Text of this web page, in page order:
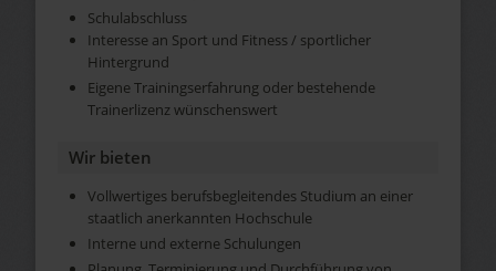
Schulabschluss
Interesse an Sport und Fitness / sportlicher
Hintergrund
Eigene Trainingserfahrung oder bestehende
Trainerlizenz wünschenswert
Wir bieten
Vollwertiges berufsbegleitendes Studium an einer
staatlich anerkannten Hochschule
Interne und externe Schulungen